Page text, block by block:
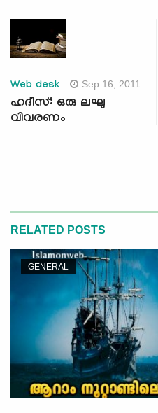
Web desk Sep 16, 2011
ഹദീസ്: ഒരു ലഘു
വിവരണം
RELATED POSTS
GENERAL